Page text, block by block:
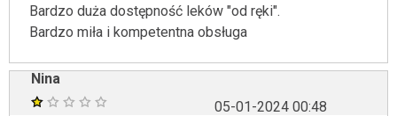
Bardzo duża dostępność leków "od ręki".
Bardzo miła i kompetentna obsługa
Nina
05-01-2024 00:48